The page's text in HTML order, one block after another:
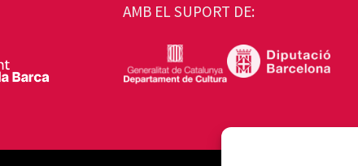
AMB EL SUPORT DE: